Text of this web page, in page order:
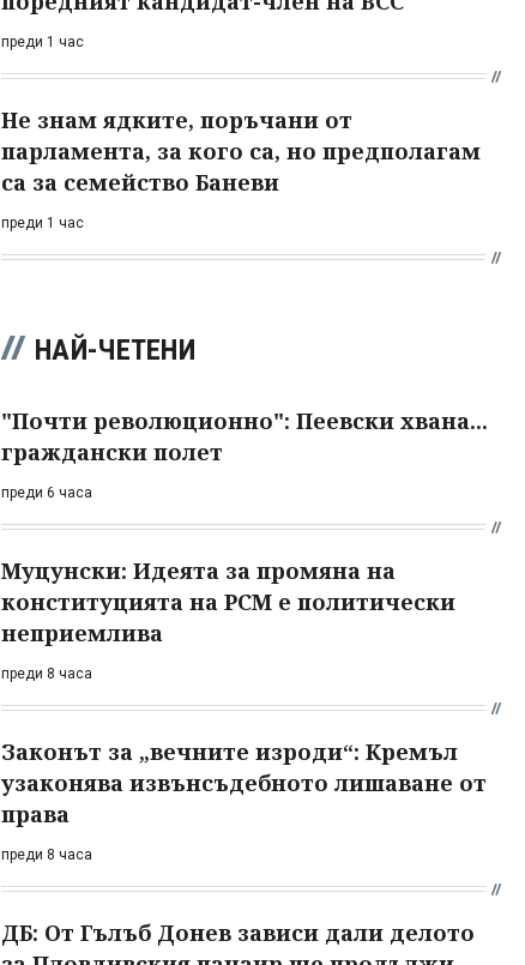
преди 1 час
Не знам ядките, поръчани от
парламента, за кого са, но предполагам
са за семейство Баневи
преди 1 час
НАЙ-ЧЕТЕНИ
"Почти революционно": Пеевски хвана...
граждански полет
преди 6 часа
Муцунски: Идеята за промяна на
конституцията на РСМ е политически
неприемлива
преди 8 часа
Законът за „вечните изроди“: Кремъл
узаконява извънсъдебното лишаване от
права
преди 8 часа
ДБ: От Гълъб Донев зависи дали делото